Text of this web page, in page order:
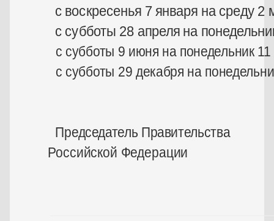
с воскресенья 7 января на среду 2
с субботы 28 апреля на
с субботы 9 июня на понедельник
с субботы 29 декабря на
Председатель Правительства
Российской Федерации